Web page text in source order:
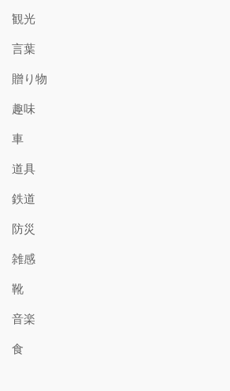
観光
言葉
贈り物
趣味
車
道具
鉄道
防災
雑感
靴
音楽
食